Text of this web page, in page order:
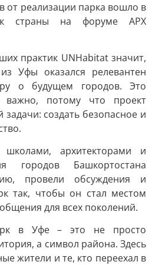
от реализации парка вошло в
страны на форуме АРХ
практик UNHabitat значит,
Уфы оказался релевантен
о будущем городов. Это
важно, потому что проект
задачи: создать безопасное и
архитекторами и
городов Башкортостана
провели обсуждения и
так, чтобы он стал местом
для всех поколений.
в Уфе – это не просто
а символ района. Здесь
жители и те, кто переехал в